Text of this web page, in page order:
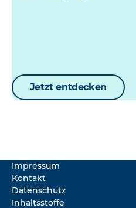
Jetzt entdecken
Impressum
Kontakt
Datenschutz
Inhaltsstoffe